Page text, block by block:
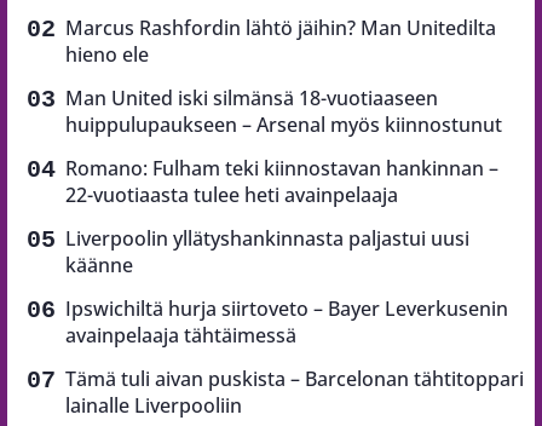
Marcus Rashfordin lähtö jäihin? Man Unitedilta
hieno ele
Man United iski silmänsä 18-vuotiaaseen
huippulupaukseen – Arsenal myös kiinnostunut
Romano: Fulham teki kiinnostavan hankinnan –
22-vuotiaasta tulee heti avainpelaaja
Liverpoolin yllätyshankinnasta paljastui uusi
käänne
Ipswichiltä hurja siirtoveto – Bayer Leverkusenin
avainpelaaja tähtäimessä
Tämä tuli aivan puskista – Barcelonan tähtitoppari
lainalle Liverpooliin